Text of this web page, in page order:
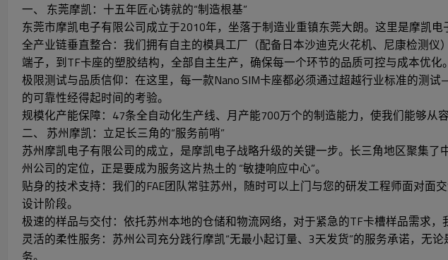
一、 东莞摩凯：十五年匠心铸就的“制造根基”
东莞市摩凯电子有限公司成立于2010年，坐落于制造业重镇东莞大朗。这里是摩凯
全产业链垂直整合：我们拥有自主的模具工厂（配备日本沙迪克火花机、尼康检测
端子，到TF卡座的塑胶结构，全部自主生产，确保每一个环节的品质可控与成本优化。
极限测试与品质信仰：在这里，每一款Nano SIM卡座都必须通过超越行业标准的
的可靠性经得起时间的考验。
规模化产能保障：47条全自动化生产线、月产能700万个的制造能力，使我们能够从
二、 苏州摩凯：立足长三角的“服务前哨”
苏州摩凯电子有限公司的成立，是摩凯电子战略升级的关键一步。长三角地区聚集
州公司的定位，正是要成为服务这片热土的 “敏捷响应中心”。
贴身的技术支持：我们的FAE团队常驻苏州，随时可以上门与您的研发工程师面对面
设计阶段。
极速的样品与交付：依托苏州本地的仓储和物流网络，对于紧急的TF卡槽样品需求，
灵活的柔性服务：苏州公司充分践行摩凯“无最小起订量、3天发货”的服务承诺，无
务。